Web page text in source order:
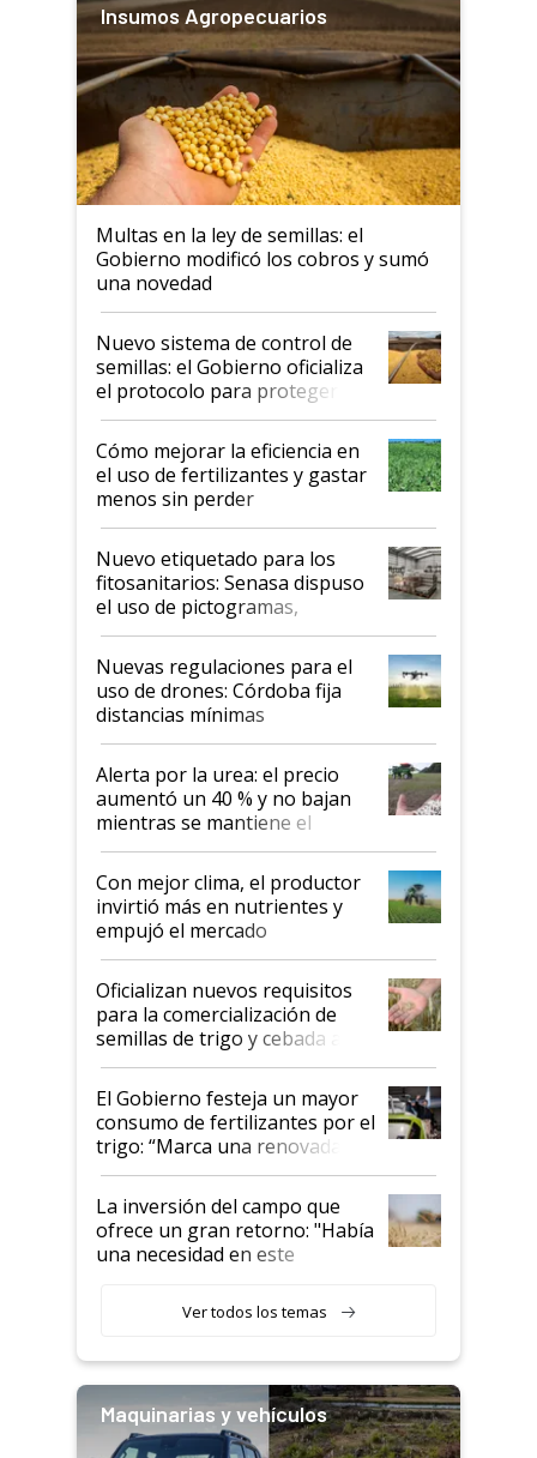
Insumos Agropecuarios
Multas en la ley de semillas: el
Gobierno modificó los cobros y sumó
una novedad
Nuevo sistema de control de
semillas: el Gobierno oficializa
el protocolo para proteger la
propiedad intelectual
Cómo mejorar la eficiencia en
el uso de fertilizantes y gastar
menos sin perder
productividad en la campaña
fina
Nuevo etiquetado para los
fitosanitarios: Senasa dispuso
el uso de pictogramas,
palabras de advertencia e
indicaciones
Nuevas regulaciones para el
uso de drones: Córdoba fija
distancias mínimas
Alerta por la urea: el precio
aumentó un 40 % y no bajan
mientras se mantiene el
conflicto en Medio Oriente
Con mejor clima, el productor
invirtió más en nutrientes y
empujó el mercado
Oficializan nuevos requisitos
para la comercialización de
semillas de trigo y cebada a
granel
El Gobierno festeja un mayor
consumo de fertilizantes por el
trigo: “Marca una renovada
confianza de los productores”
La inversión del campo que
ofrece un gran retorno: "Había
una necesidad en este
Ver todos los temas
Maquinarias y vehículos